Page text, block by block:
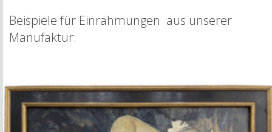
Beispiele für Einrahmungen aus unserer
Manufaktur: